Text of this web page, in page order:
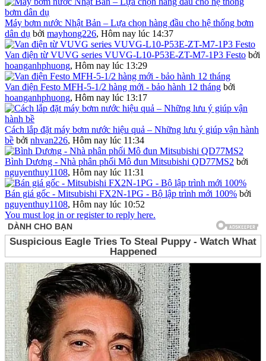
Máy bơm nước Nhật Bản – Lựa chọn hàng đầu cho hệ thống bơm
dân dụ bởi mayhong226, Hôm nay lúc 14:37
Van điện từ VUVG series VUVG-L10-P53E-ZT-M7-1P3 Festo bởi
hoanganhphuong, Hôm nay lúc 13:29
Van điện Festo MFH-5-1/2 hàng mới - bảo hành 12 tháng bởi
hoanganhphuong, Hôm nay lúc 13:17
Cách lắp đặt máy bơm nước hiệu quả – Những lưu ý giúp vận hành
bề bởi nhvan226, Hôm nay lúc 11:34
Bình Dương - Nhà phân phối Mô đun Mitsubishi QD77MS2 bởi
nguyenthuy1108, Hôm nay lúc 11:31
Bán giá gốc - Mitsubishi FX2N-1PG - Bộ lập trình mới 100% bởi
nguyenthuy1108, Hôm nay lúc 10:52
You must log in or register to reply here.